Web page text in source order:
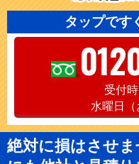
タップです
受付
水曜日（
絶対に損はさせ